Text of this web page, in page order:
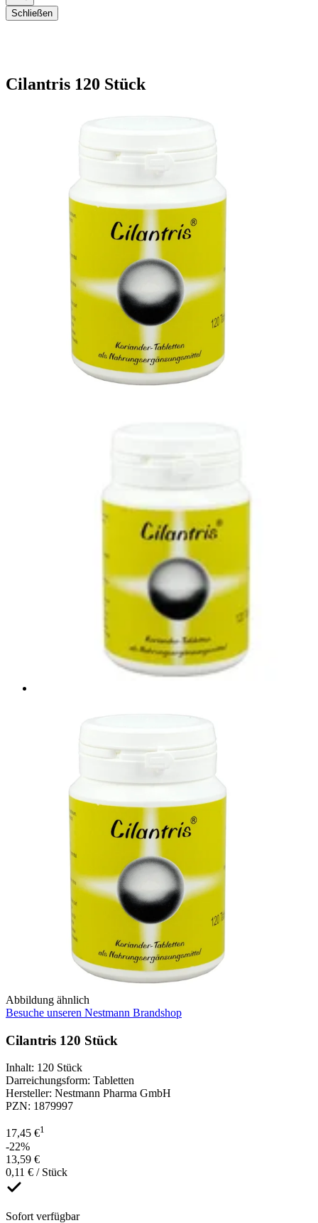
Schließen
Cilantris 120 Stück
Abbildung ähnlich
Besuche unseren Nestmann Brandshop
Cilantris 120 Stück
Inhalt: 120 Stück
Darreichungsform: Tabletten
Hersteller: Nestmann Pharma GmbH
PZN: 1879997
17,45 €1
-22%
13,59 €
0,11 € / Stück
Sofort verfügbar